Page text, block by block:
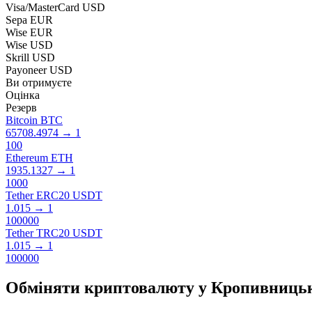
Visa/MasterCard USD
Sepa EUR
Wise EUR
Wise USD
Skrill USD
Payoneer USD
Ви отримуєте
Оцінка
Резерв
Bitcoin BTC
65708.4974 → 1
100
Ethereum ETH
1935.1327 → 1
1000
Tether ERC20 USDT
1.015 → 1
100000
Tether TRC20 USDT
1.015 → 1
100000
Обміняти криптовалюту у